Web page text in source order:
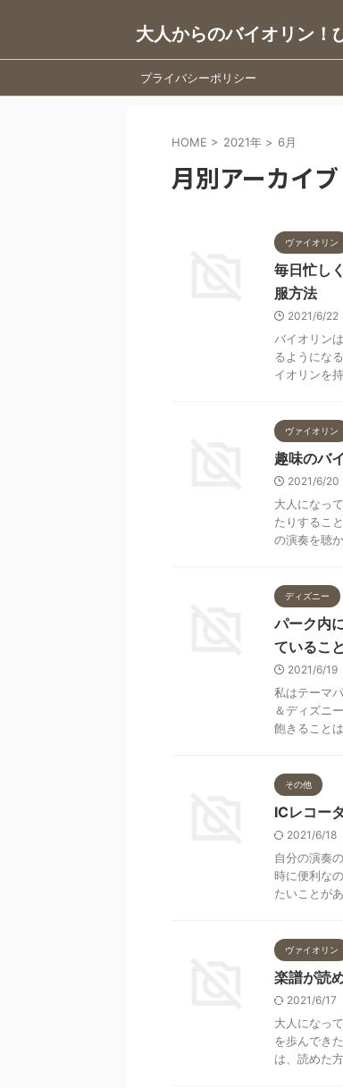
大人からのバイオリン！
プライバシーポリシー
HOME > 2021年 > 6月
月別アーカイ
ヴァイオリン
毎日忙し
服方法
2021/6/22
バイオリン
るようにな
イオリンを
ヴァイオリン
趣味のバ
2021/6/20
大人になっ
たりするこ
の演奏を聴
ディズニー
パーク内
ているこ
2021/6/19
私はテーマ
＆ディズニ
飽きること
その他
ICレコー
2021/6/18
自分の演奏
時に便利な
たいことが
ヴァイオリン
楽譜が読
2021/6/17
大人になっ
を歩んでき
は、読めた